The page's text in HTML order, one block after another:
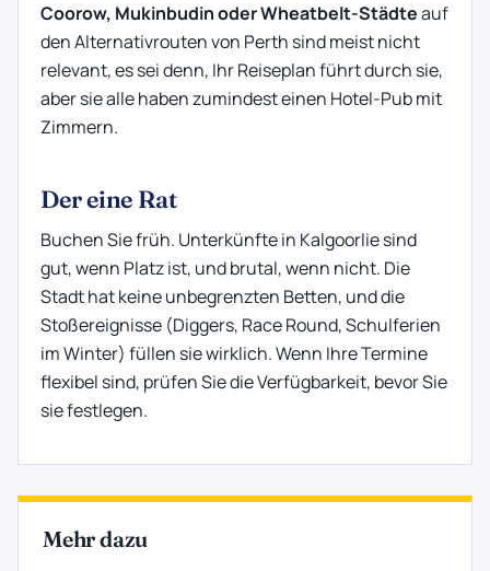
Coorow, Mukinbudin oder Wheatbelt-Städteauf
den Alternativrouten von Perth sind meist nicht
relevant, es sei denn, Ihr Reiseplan führt durch sie,
aber sie alle haben zumindest einen Hotel-Pub mit
Zimmern.
Der eine Rat
Buchen Sie früh. Unterkünfte in Kalgoorlie sind
gut, wenn Platz ist, und brutal, wenn nicht. Die
Stadt hat keine unbegrenzten Betten, und die
Stoßereignisse (Diggers, Race Round, Schulferien
im Winter) füllen sie wirklich. Wenn Ihre Termine
flexibel sind, prüfen Sie die Verfügbarkeit, bevor Sie
sie festlegen.
Mehr dazu